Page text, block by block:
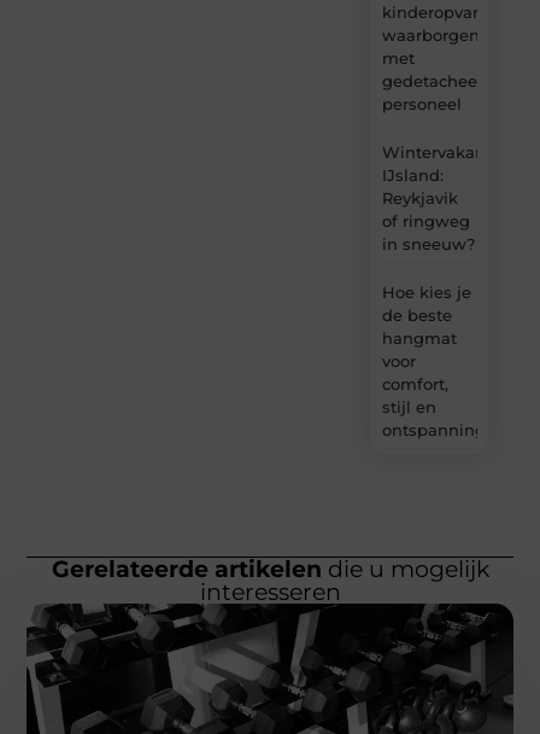
kinderopvang
waarborgen
met
gedetacheerd
personeel
Wintervakantie
IJsland:
Reykjavik
of ringweg
in sneeuw?
Hoe kies je
de beste
hangmat
voor
comfort,
stijl en
ontspanning?
Gerelateerde artikelen die u mogelijk
interesseren